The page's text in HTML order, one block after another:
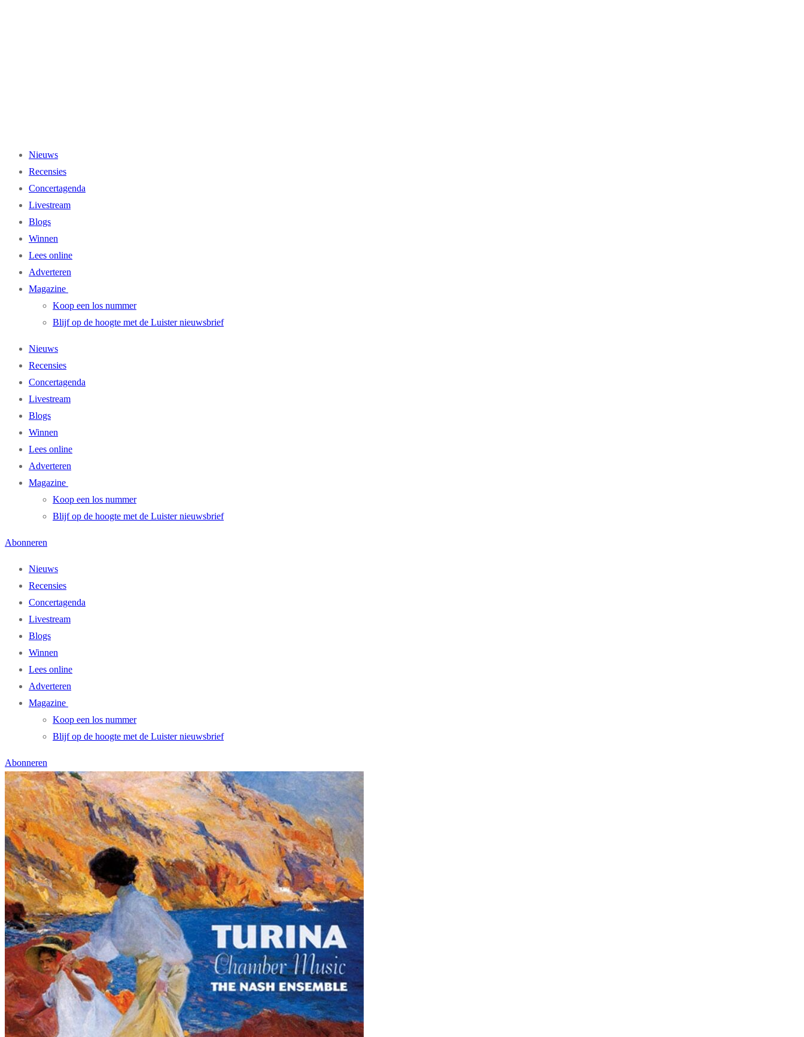
Nieuws
Recensies
Concertagenda
Livestream
Blogs
Winnen
Lees online
Adverteren
Magazine
Koop een los nummer
Blijf op de hoogte met de Luister nieuwsbrief
Nieuws
Recensies
Concertagenda
Livestream
Blogs
Winnen
Lees online
Adverteren
Magazine
Koop een los nummer
Blijf op de hoogte met de Luister nieuwsbrief
Abonneren
Nieuws
Recensies
Concertagenda
Livestream
Blogs
Winnen
Lees online
Adverteren
Magazine
Koop een los nummer
Blijf op de hoogte met de Luister nieuwsbrief
Abonneren